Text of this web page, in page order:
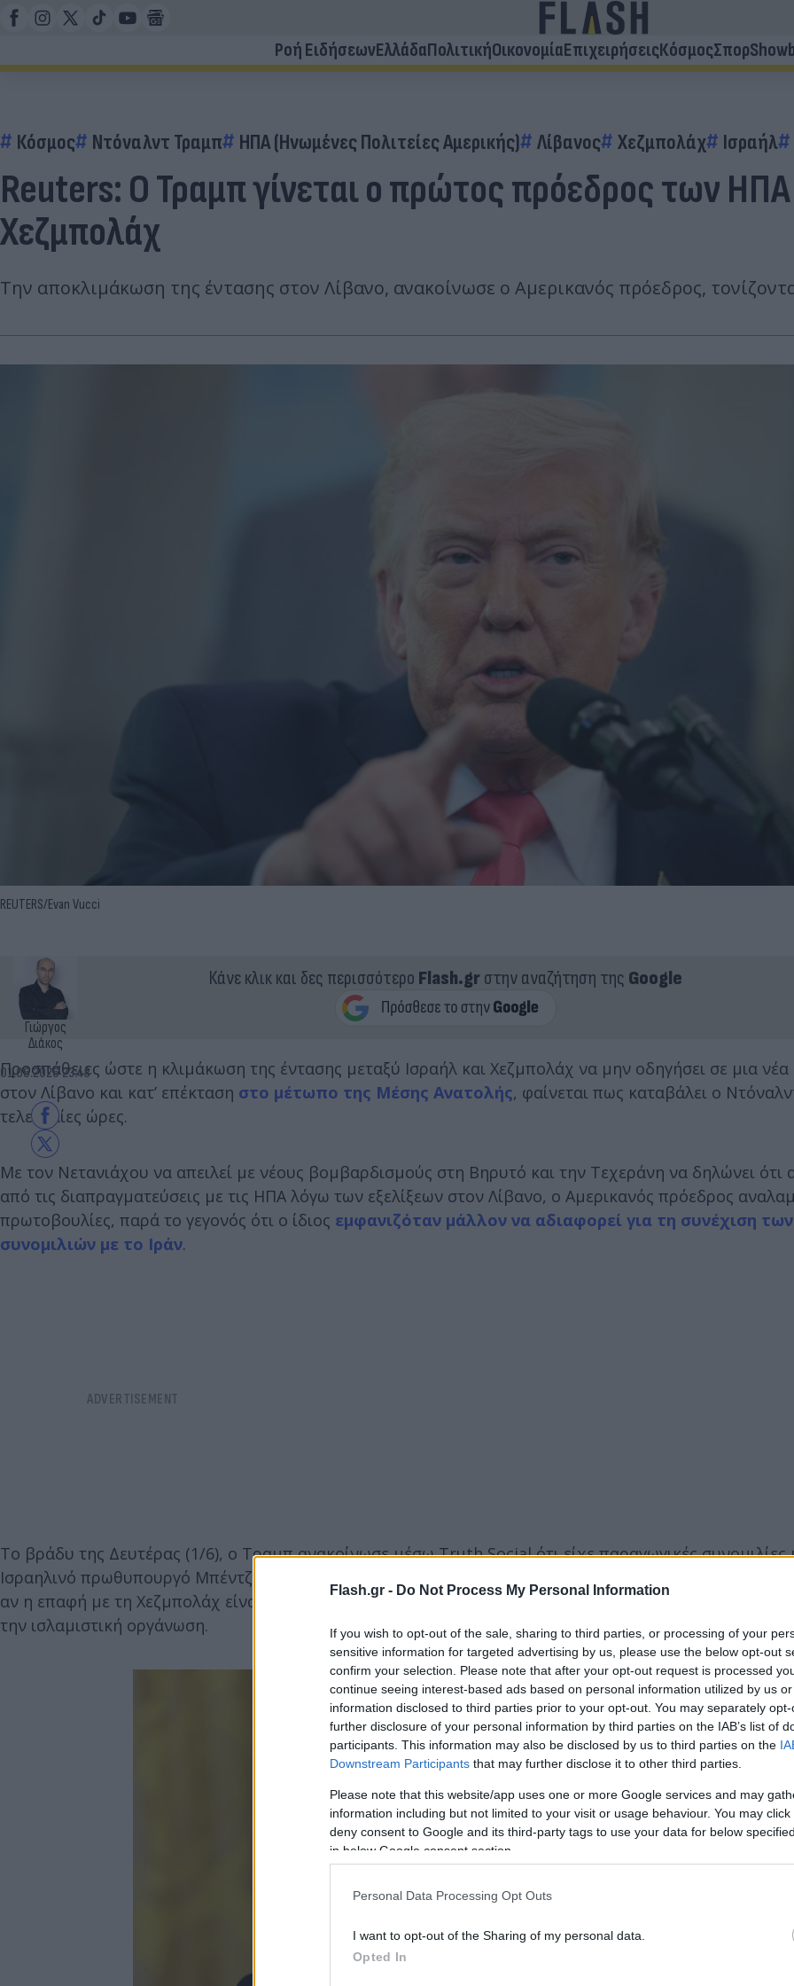
Flash.gr - Do Not Process My Personal Information
If you wish to opt-out of the sale, sharing to third parties, or processing of your
sensitive information for targeted advertising by us, please use the below opt-out
confirm your selection. Please note that after your opt-out request is processed
continue seeing interest-based ads based on personal information utilized by us
information disclosed to third parties prior to your opt-out. You may separately
further disclosure of your personal information by third parties on the IAB’s list of
participants. This information may also be disclosed by us to third parties on the
Downstream Participants that may further disclose it to other third parties.
Please note that this website/app uses one or more Google services and may
information including but not limited to your visit or usage behaviour. You may
deny consent to Google and its third-party tags to use your data for below
in below Google consent section.
Personal Data Processing Opt Outs
I want to opt-out of the Sharing of my personal data.
Opted In
Ροή ΕιδήσεωνΕλλάδαΠολιτικήΟικονομίαΕπιχειρήσειςΚόσμοςΣπορ
Κόσμος Ντόναλντ Τραμπ ΗΠΑ (Ηνωμένες Πολιτείες Αμερικής) Λίβανος Χεζμπολάχ Ισραήλ
Reuters: Ο Τραμπ γίνεται ο πρώτος πρόεδρος των
Χεζμπολάχ
Την αποκλιμάκωση της έντασης στον Λίβανο, ανακοίνωσε ο Αμερικανός πρόεδρος,
REUTERS/Evan Vucci
Γιώργος
Διάκος
01.06.2026 23:48
Κάνε κλικ και δες περισσότερο Flash.grστην αναζήτηση της Google
Προσπάθειες ώστε η κλιμάκωση της έντασης μεταξύ Ισραήλ και Χεζμπολάχ να μην οδηγήσει σε μια
στον Λίβανο και κατ’ επέκταση στο μέτωπο της Μέσης Ανατολής, φαίνεται πως καταβάλει ο
τελευταίες ώρες.
Με τον Νετανιάχου να απειλεί με νέους βομβαρδισμούς στη Βηρυτό και την Τεχεράνη να δηλώνει ότι
από τις διαπραγματεύσεις με τις ΗΠΑ λόγω των εξελίξεων στον Λίβανο, ο Αμερικανός πρόεδρος
πρωτοβουλίες, παρά το γεγονός ότι ο ίδιος εμφανιζόταν μάλλον να αδιαφορεί για τη συνέχιση των
συνομιλιών με το Ιράν.
Το βράδυ της Δευτέρας (1/6), ο Τραμπ ανακοίνωσε μέσω Truth Social ότι είχε παραγωγικές συνομιλίες
Ισραηλινό πρωθυπουργό Μπέντζαμιν Νετανιάχου αλλά και την Χεζμπολάχ. Όπως
αν η επαφή με τη Χεζμπολάχ είναι αλήθεια, τότε ο Τραμπ είναι ο πρώτος πρόεδρος των ΗΠΑ που μιλά
την ισλαμιστική οργάνωση.